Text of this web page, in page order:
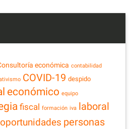
económica contabilidad
COVID-19 despido
económico equipo
fiscal formación iva laboral
oportunidades personas